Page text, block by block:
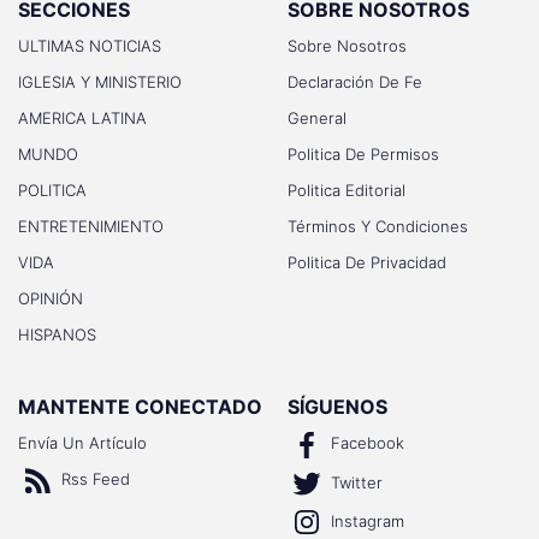
SECCIONES
ULTIMAS NOTICIAS
IGLESIA Y MINISTERIO
AMERICA LATINA
MUNDO
POLITICA
ENTRETENIMIENTO
VIDA
OPINIÓN
HISPANOS
SOBRE NOSOTROS
Sobre Nosotros
Declaración De Fe
General
Politica De Permisos
Politica Editorial
Términos Y Condiciones
Politica De Privacidad
MANTENTE CONECTADO
Envía Un Artículo
Rss Feed
SÍGUENOS
Facebook
Twitter
Instagram